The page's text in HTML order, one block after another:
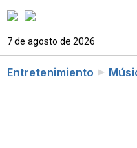
7 de agosto de 2026
Entretenimiento